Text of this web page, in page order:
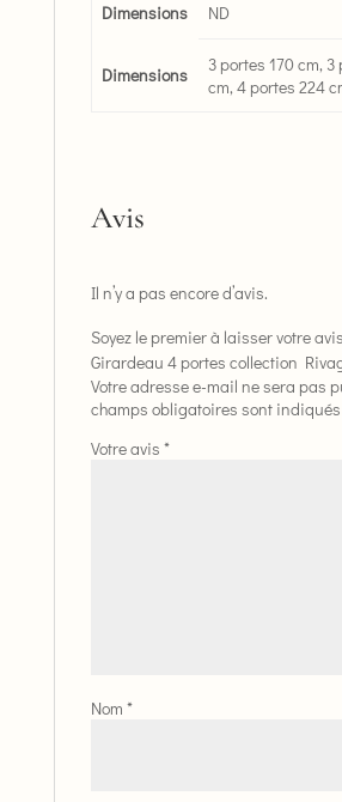
Dimensions ND
Dimensions
3 portes 170 cm, 3
cm, 4 portes 224
Avis
Il n’y a pas encore d’avis.
Soyez le premier à laisser votre
Girardeau 4 portes collection
Votre adresse e-mail ne sera pas
champs obligatoires sont indiqués
Votre avis *
Nom *